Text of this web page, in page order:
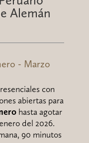
Alemán
- Marzo
con
abiertas para
hasta agotar
del 2026.
90 minutos